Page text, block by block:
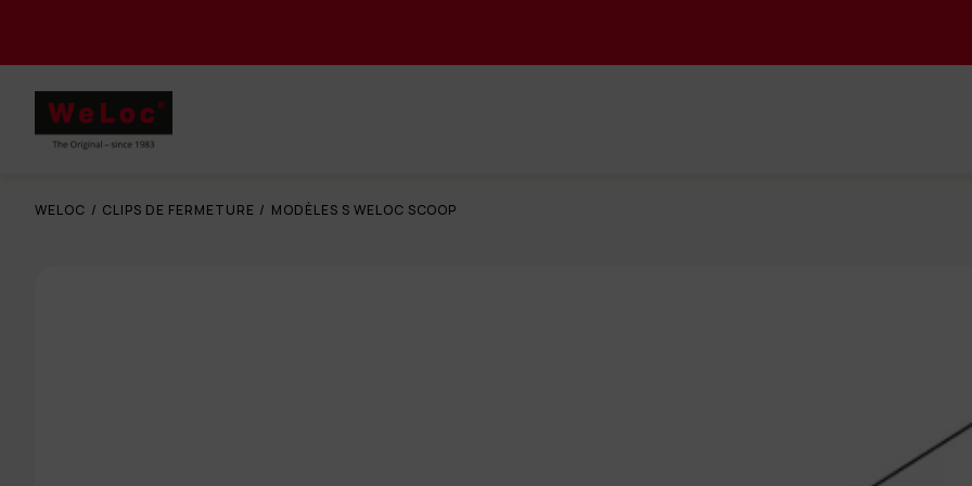
WELOC / CLIPS DE FERMETURE / MODÈLES S WELOC SCOOP